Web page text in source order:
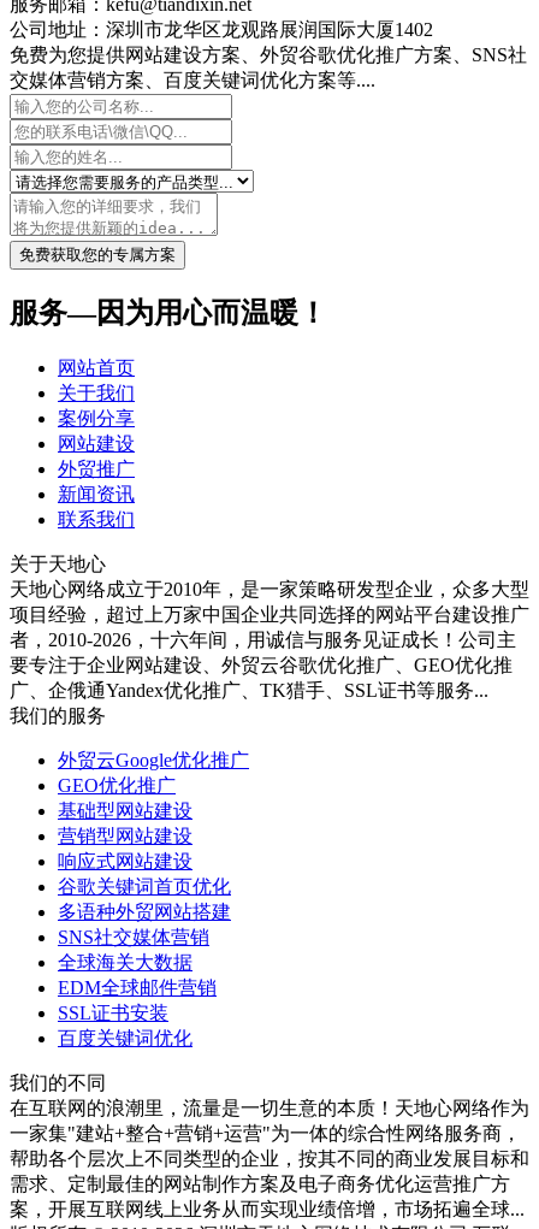
公司地址：深圳市龙华区龙观路展润国际大厦1402
免费为您提供网站建设方案、外贸谷歌优化推广方案、SNS社
交媒体营销方案、百度关键词优化方案等....
免费获取您的专属方案
服务—因为用心而温暖！
网站首页
关于我们
案例分享
网站建设
外贸推广
新闻资讯
联系我们
关于天地心
天地心网络成立于2010年，是一家策略研发型企业，众多大型
项目经验，超过上万家中国企业共同选择的网站平台建设推广
者，2010-2026，十六年间，用诚信与服务见证成长！公司主
要专注于企业网站建设、外贸云谷歌优化推广、GEO优化推
广、企俄通Yandex优化推广、TK猎手、SSL证书等服务...
我们的服务
外贸云Google优化推广
GEO优化推广
基础型网站建设
营销型网站建设
响应式网站建设
谷歌关键词首页优化
多语种外贸网站搭建
SNS社交媒体营销
全球海关大数据
EDM全球邮件营销
SSL证书安装
百度关键词优化
我们的不同
在互联网的浪潮里，流量是一切生意的本质！天地心网络作为
一家集"建站+整合+营销+运营"为一体的综合性网络服务商，
帮助各个层次上不同类型的企业，按其不同的商业发展目标和
需求、定制最佳的网站制作方案及电子商务优化运营推广方
案，开展互联网线上业务从而实现业绩倍增，市场拓遍全球...